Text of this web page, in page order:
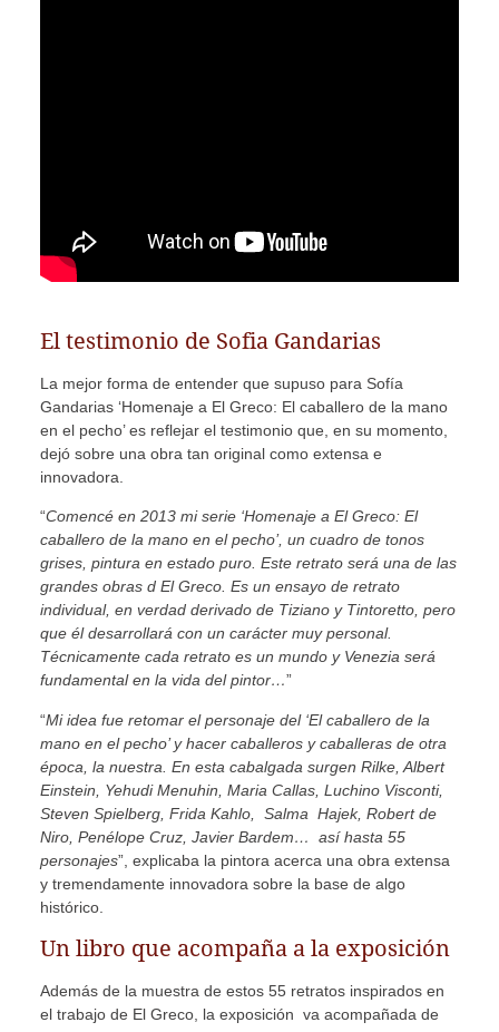
El testimonio de Sofia Gandarias
La mejor forma de entender que supuso para Sofía
Gandarias ‘Homenaje a El Greco: El caballero de la mano
en el pecho’ es reflejar el testimonio que, en su momento,
dejó sobre una obra tan original como extensa e
innovadora.
“Comencé en 2013 mi serie ‘Homenaje a El Greco: El
caballero de la mano en el pecho’, un cuadro de tonos
grises, pintura en estado puro. Este retrato será una de las
grandes obras d El Greco. Es un ensayo de retrato
individual, en verdad derivado de Tiziano y Tintoretto, pero
que él desarrollará con un carácter muy personal.
Técnicamente cada retrato es un mundo y Venezia será
fundamental en la vida del pintor…”
“Mi idea fue retomar el personaje del ‘El caballero de la
mano en el pecho’ y hacer caballeros y caballeras de otra
época, la nuestra. En esta cabalgada surgen Rilke, Albert
Einstein, Yehudi Menuhin, Maria Callas, Luchino Visconti,
Steven Spielberg, Frida Kahlo, Salma Hajek, Robert de
Niro, Penélope Cruz, Javier Bardem… así hasta 55
personajes”, explicaba la pintora acerca una obra extensa
y tremendamente innovadora sobre la base de algo
histórico.
Un libro que acompaña a la exposición
Además de la muestra de estos 55 retratos inspirados en
el trabajo de El Greco, la exposición va acompañada de